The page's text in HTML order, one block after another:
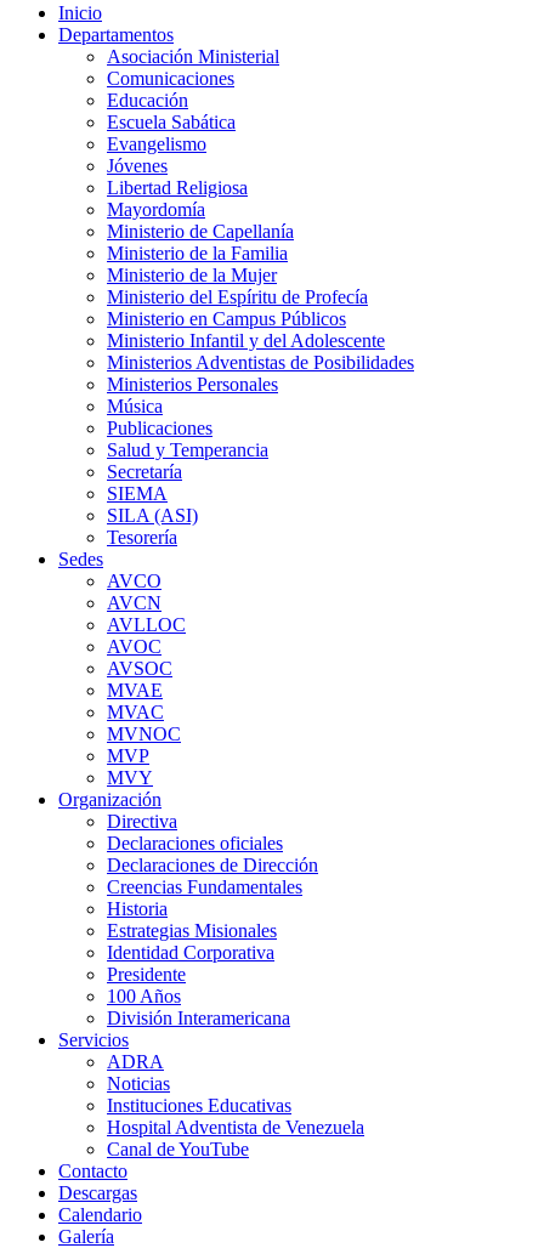
Inicio
Departamentos
Asociación Ministerial
Comunicaciones
Educación
Escuela Sabática
Evangelismo
Jóvenes
Libertad Religiosa
Mayordomía
Ministerio de Capellanía
Ministerio de la Familia
Ministerio de la Mujer
Ministerio del Espíritu de Profecía
Ministerio en Campus Públicos
Ministerio Infantil y del Adolescente
Ministerios Adventistas de Posibilidades
Ministerios Personales
Música
Publicaciones
Salud y Temperancia
Secretaría
SIEMA
SILA (ASI)
Tesorería
Sedes
AVCO
AVCN
AVLLOC
AVOC
AVSOC
MVAE
MVAC
MVNOC
MVP
MVY
Organización
Directiva
Declaraciones oficiales
Declaraciones de Dirección
Creencias Fundamentales
Historia
Estrategias Misionales
Identidad Corporativa
Presidente
100 Años
División Interamericana
Servicios
ADRA
Noticias
Instituciones Educativas
Hospital Adventista de Venezuela
Canal de YouTube
Contacto
Descargas
Calendario
Galería